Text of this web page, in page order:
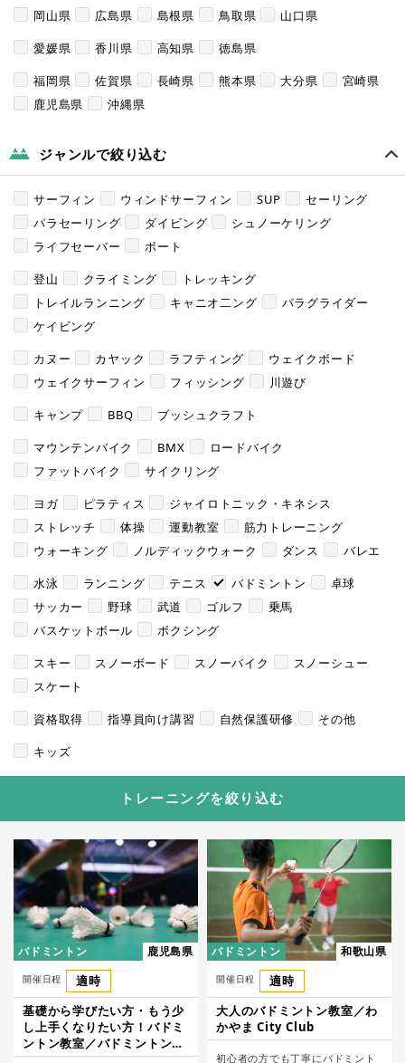
岡山県
広島県 島根県 鳥取県
山口県
愛媛県
香川県 高知県
徳島県
福岡県
佐賀県 長崎県 熊本県 大分県
宮崎県
鹿児島県
沖縄県
ジャンルで絞り込む
サーフィン ウィンドサーフィン SUP
セーリング
パラセーリング
ダイビング
シュノーケリング
ライフセーバー
ボート
登山
クライミング
トレッキング
トレイルランニング
キャニオ二ング
パラグライダー
ケイビング
カヌー
カヤック ラフティング
ウェイクボード
ウェイクサーフィン
フィッシング
川遊び
キャンプ
BBQ
ブッシュクラフト
マウンテンバイク
BMX
ロードバイク
ファットバイク
サイクリング
ヨガ
ピラティス
ジャイロトニック・キネシス
ストレッチ
体操 運動教室
筋力トレーニング
ウォーキング
ノルディックウォーク ダンス
バレエ
水泳
ランニング テニス バドミントン
卓球
サッカー
野球 武道 ゴルフ
乗馬
バスケットボール
ボクシング
スキー
スノーボード スノーバイク
スノーシュー
スケート
資格取得
指導員向け講習 自然保護研修
その他
キッズ
トレーニングを絞り込む
バドミントン 鹿児島県
開催日程
適時
基礎から学びたい方・もう少
し上手くなりたい方！バドミ
ントン教室／バドミントン鹿
児島
バドミントン 和歌山県
開催日程
適時
大人のバドミントン教室／わ
かやま City Club
初心者の方でも丁寧にバドミント